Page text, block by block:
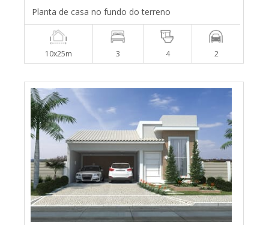
Planta de casa no fundo do terreno
10x25m 3 4 2